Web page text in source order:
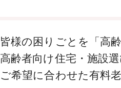
皆様の困りごとを「高
高齢者向け住宅・施設
ご希望に合わせた有料